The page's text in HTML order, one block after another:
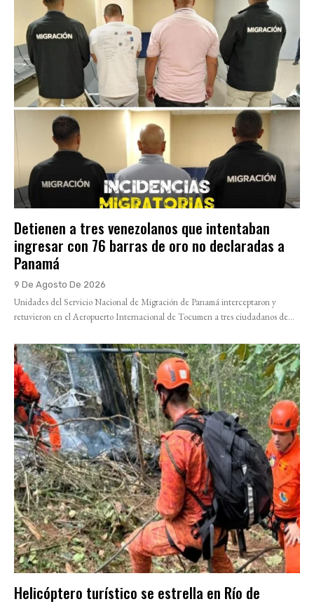
Detienen a tres venezolanos que intentaban
ingresar con 76 barras de oro no declaradas a
Panamá
9 De Agosto De 2026
Unidades del Servicio Nacional de Migración de Panamá interceptaron y
retuvieron en el Aeropuerto Internacional de Tocumen a tres ciudadanos de...
Helicóptero turístico se estrella en Río de